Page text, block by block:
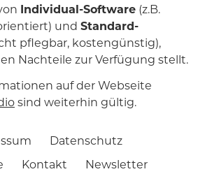
Individual-Software (z.B.
und Standard-
pflegbar, kostengünstig),
Nachteile zur Verfügung stellt.
auf der Webseite
sind weiterhin gültig.
Datenschutz
Kontakt Newsletter